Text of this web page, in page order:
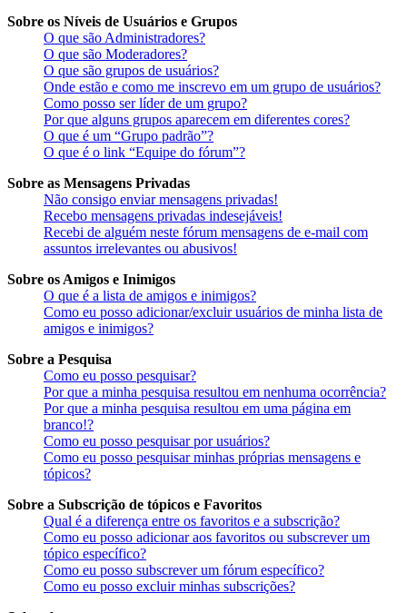
Sobre os Níveis de Usuários e Grupos
O que são Administradores?
O que são Moderadores?
O que são grupos de usuários?
Onde estão e como me inscrevo em um grupo de usuários?
Como posso ser líder de um grupo?
Por que alguns grupos aparecem em diferentes cores?
O que é um “Grupo padrão”?
O que é o link “Equipe do fórum”?
Sobre as Mensagens Privadas
Não consigo enviar mensagens privadas!
Recebo mensagens privadas indesejáveis!
Recebi de alguém neste fórum mensagens de e-mail com
assuntos irrelevantes ou abusivos!
Sobre os Amigos e Inimigos
O que é a lista de amigos e inimigos?
Como eu posso adicionar/excluir usuários de minha lista de
amigos e inimigos?
Sobre a Pesquisa
Como eu posso pesquisar?
Por que a minha pesquisa resultou em nenhuma ocorrência?
Por que a minha pesquisa resultou em uma página em
branco!?
Como eu posso pesquisar por usuários?
Como eu posso pesquisar minhas próprias mensagens e
tópicos?
Sobre a Subscrição de tópicos e Favoritos
Qual é a diferença entre os favoritos e a subscrição?
Como eu posso adicionar aos favoritos ou subscrever um
tópico específico?
Como eu posso subscrever um fórum específico?
Como eu posso excluir minhas subscrições?